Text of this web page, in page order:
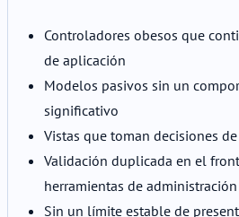
Controladores obesos que
de aplicación
Modelos pasivos sin un
significativo
Vistas que toman decisiones
Validación duplicada en el
herramientas de administración
Sin un límite estable de